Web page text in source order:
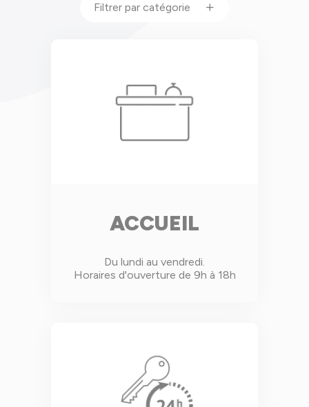
Filtrer par catégorie
ACCUEIL
Du lundi au vendredi.
Horaires d'ouverture de 9h à 18h